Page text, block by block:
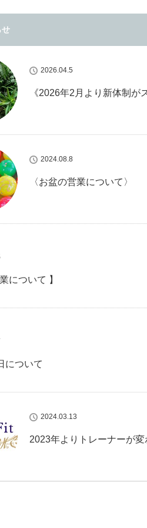
せ
2026.04.5
《2026年2月より新体制が
2024.08.8
〈お盆の営業について〉
について 】
について
2024.03.13
2023年よりトレーナーが変